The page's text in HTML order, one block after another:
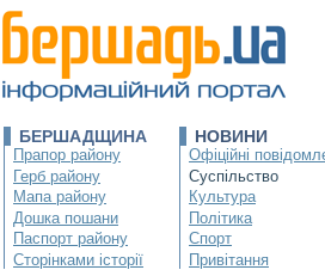
БЕРШАДЩИНА
Прапор району
Герб району
Мапа району
Дошка пошани
Паспорт району
Сторінками історії
НОВИНИ
Офіційні
Суспільство
Культура
Політика
Спорт
Привітання